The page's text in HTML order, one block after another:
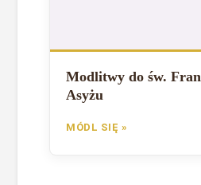
Modlitwy do św.
Asyżu
MÓDL SIĘ »